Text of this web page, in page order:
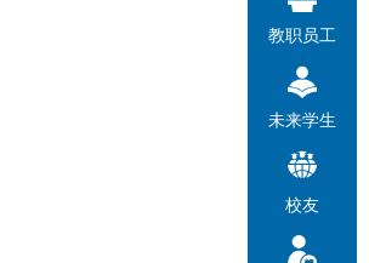
教职员工
未来学生
校友